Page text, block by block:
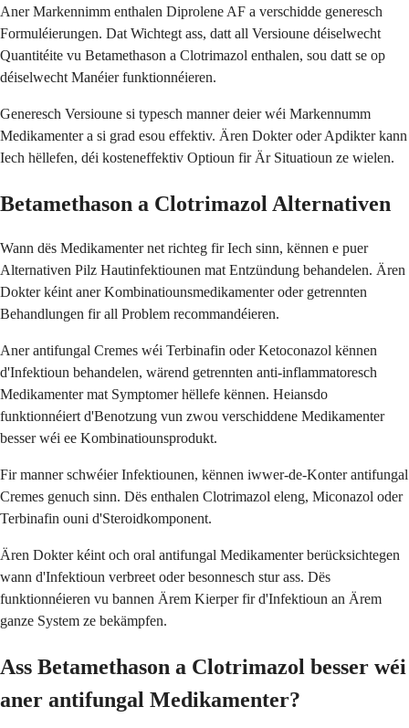
Aner Markennimm enthalen Diprolene AF a verschidde generesch
Formuléierungen. Dat Wichtegt ass, datt all Versioune déiselwecht
Quantitéite vu Betamethason a Clotrimazol enthalen, sou datt se op
déiselwecht Manéier funktionnéieren.
Generesch Versioune si typesch manner deier wéi Markennumm
Medikamenter a si grad esou effektiv. Ären Dokter oder Apdikter kann
Iech hëllefen, déi kosteneffektiv Optioun fir Är Situatioun ze wielen.
Betamethason a Clotrimazol Alternativen
Wann dës Medikamenter net richteg fir Iech sinn, kënnen e puer
Alternativen Pilz Hautinfektiounen mat Entzündung behandelen. Ären
Dokter kéint aner Kombinatiounsmedikamenter oder getrennten
Behandlungen fir all Problem recommandéieren.
Aner antifungal Cremes wéi Terbinafin oder Ketoconazol kënnen
d'Infektioun behandelen, wärend getrennten anti-inflammatoresch
Medikamenter mat Symptomer hëllefe kënnen. Heiansdo
funktionnéiert d'Benotzung vun zwou verschiddene Medikamenter
besser wéi ee Kombinatiounsprodukt.
Fir manner schwéier Infektiounen, kënnen iwwer-de-Konter antifungal
Cremes genuch sinn. Dës enthalen Clotrimazol eleng, Miconazol oder
Terbinafin ouni d'Steroidkomponent.
Ären Dokter kéint och oral antifungal Medikamenter berücksichtegen
wann d'Infektioun verbreet oder besonnesch stur ass. Dës
funktionnéieren vu bannen Ärem Kierper fir d'Infektioun an Ärem
ganze System ze bekämpfen.
Ass Betamethason a Clotrimazol besser wéi
aner antifungal Medikamenter?